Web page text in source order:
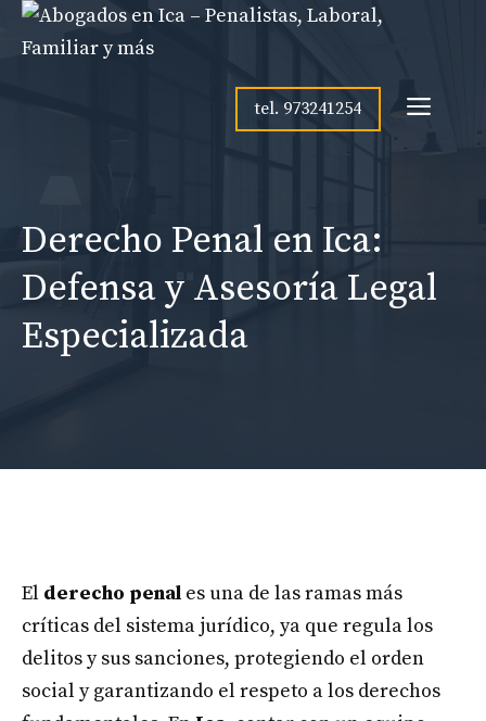
Skip
tel. 973241254
Derecho Penal en Ica:
Defensa y Asesoría Legal
Especializada
El derecho penal es una de las ramas más
críticas del sistema jurídico, ya que regula los
delitos y sus sanciones, protegiendo el orden
social y garantizando el respeto a los derechos